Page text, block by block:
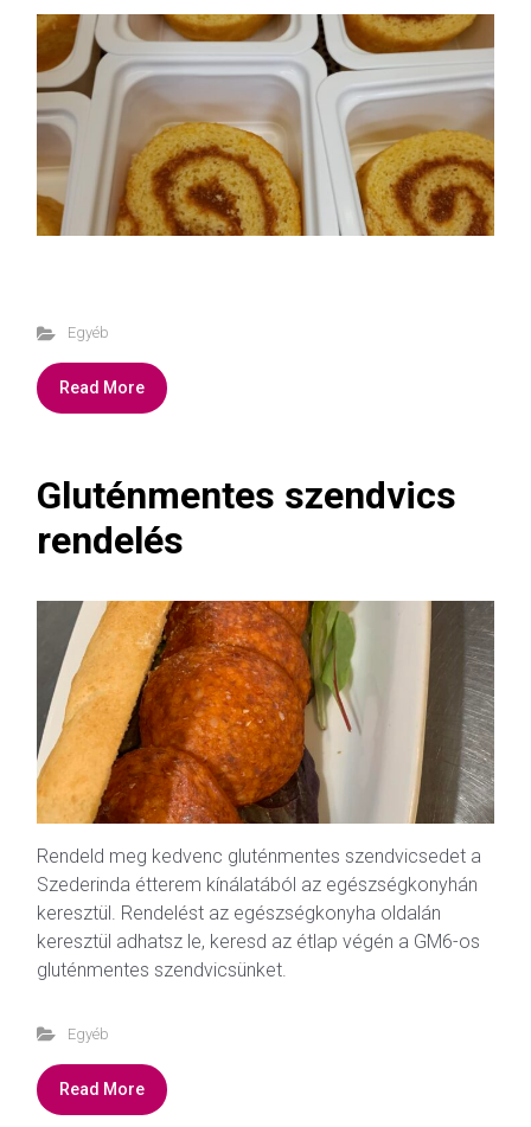
Egyéb
Read More
Gluténmentes szendvics
rendelés
Rendeld meg kedvenc gluténmentes szendvicsedet a
Szederinda étterem kínálatából az egészségkonyhán
keresztül. Rendelést az egészségkonyha oldalán
keresztül adhatsz le, keresd az étlap végén a GM6-os
gluténmentes szendvicsünket.
Egyéb
Read More